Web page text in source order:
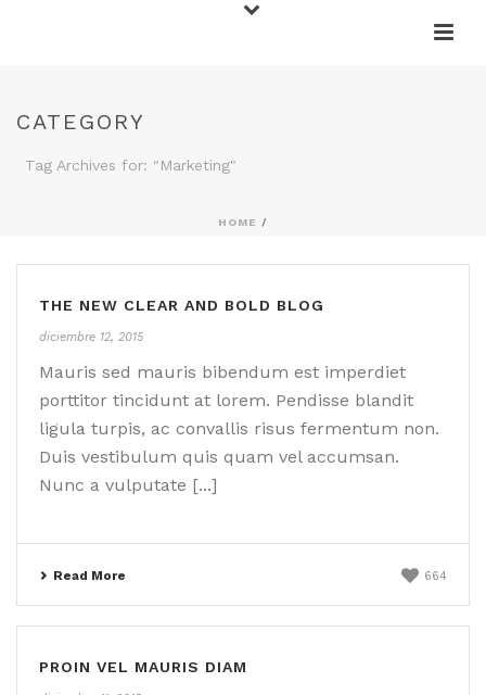
CATEGORY
Tag Archives for: "Marketing"
HOME /
THE NEW CLEAR AND BOLD BLOG
diciembre 12, 2015
Mauris sed mauris bibendum est imperdiet
porttitor tincidunt at lorem. Pendisse blandit
ligula turpis, ac convallis risus fermentum non.
Duis vestibulum quis quam vel accumsan.
Nunc a vulputate [...]
Read More 664
PROIN VEL MAURIS DIAM